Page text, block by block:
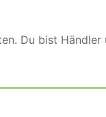
Du bist